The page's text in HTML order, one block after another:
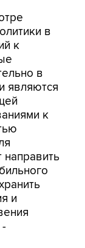
в
к
в
являются
к
и
-